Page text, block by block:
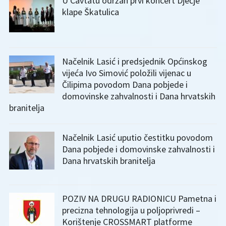
klape Škatulica
Načelnik Lasić i predsjednik Općinskog
vijeća Ivo Simović položili vijenac u
Čilipima povodom Dana pobjede i
domovinske zahvalnosti i Dana hrvatskih
branitelja
Načelnik Lasić uputio čestitku povodom
Dana pobjede i domovinske zahvalnosti i
Dana hrvatskih branitelja
POZIV NA DRUGU RADIONICU Pametna i
precizna tehnologija u poljoprivredi –
Korištenje CROSSMART platforme